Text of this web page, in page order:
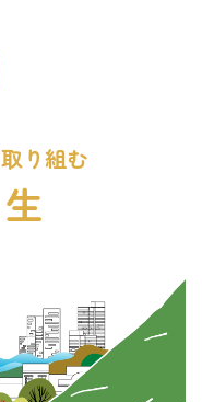
り組む